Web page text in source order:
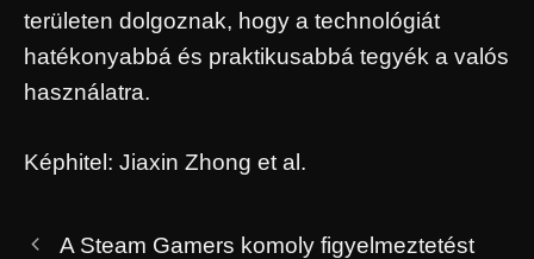
területen dolgoznak, hogy a technológiát
hatékonyabbá és praktikusabbá tegyék a valós
használatra.
Képhitel: Jiaxin Zhong et al.
A Steam Gamers komoly figyelmeztetést